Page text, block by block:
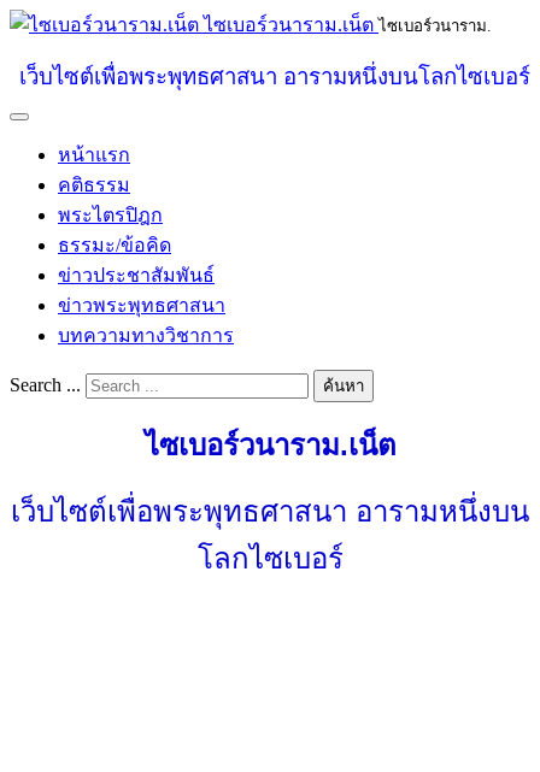
ไซเบอร์วนาราม.เน็ต ไซเบอร์วนาราม.
เว็บไซต์เพื่อพระพุทธศาสนา อารามหนึ่งบนโลกไซเบอร์
หน้าแรก
คติธรรม
พระไตรปิฎก
ธรรมะ/ข้อคิด
ข่าวประชาสัมพันธ์
ข่าวพระพุทธศาสนา
บทความทางวิชาการ
Search ... ค้นหา
ไซเบอร์วนาราม.เน็ต
เว็บไซต์เพื่อพระพุทธศาสนา อารามหนึ่งบน
โลกไซเบอร์